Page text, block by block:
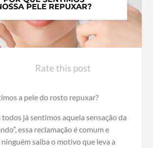
Rate this post
a pele do rosto repuxar?
já sentimos aquela sensação da
essa reclamação é comum e
saiba o motivo que leva a